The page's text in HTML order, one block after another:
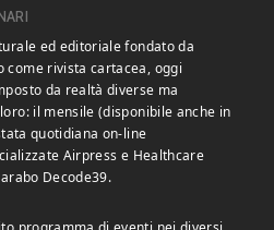
ed editoriale fondato da
come rivista cartacea, oggi
da realtà diverse ma
il mensile (disponibile anche in
quotidiana on-line
Airpress e Healthcare
Decode39.